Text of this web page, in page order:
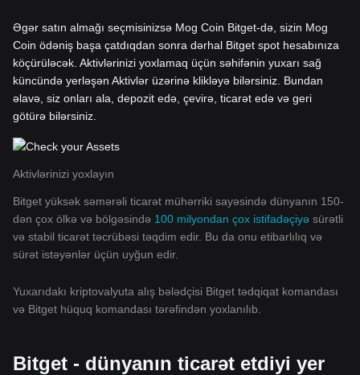
Əgər satın almağı seçmisinizsə Mog Coin Bitget-də, sizin Mog
Coin ödəniş başa çatdıqdan sonra dərhal Bitget spot hesabınıza
köçürüləcək. Aktivlərinizi yoxlamaq üçün səhifənin yuxarı sağ
küncündə yerləşən Aktivlər üzərinə klikləyə bilərsiniz. Bundan
əlavə, siz onları ala, depozit edə, çevirə, ticarət edə və geri
götürə bilərsiniz.
Aktivlərinizi yoxlayın
Bitget yüksək səmərəli ticarət mühərriki sayəsində dünyanın 150-
dən çox ölkə və bölgəsində 100 milyondan çox istifadəçiyə sürətli
və stabil ticarət təcrübəsi təqdim edir. Bu da onu etibarlılıq və
sürət istəyənlər üçün uyğun edir.
Yuxarıdakı kriptovalyuta alış bələdçisi Bitget tədqiqat komandası
və Bitget hüquq komandası tərəfindən yoxlanılıb.
Bitget - dünyanın ticarət etdiyi yer